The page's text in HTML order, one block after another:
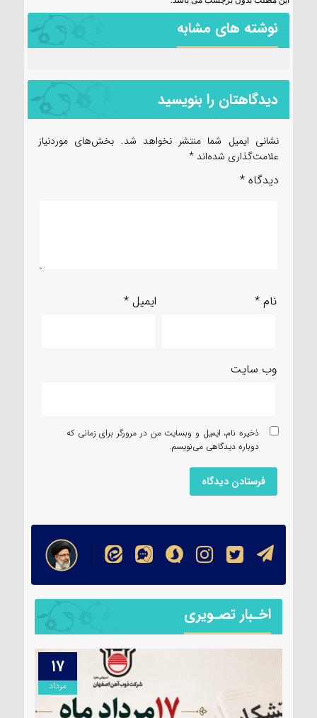
نوشته های مشابه
دیدگاهتان را بنویسید
نشانی ایمیل شما منتشر نخواهد شد. بخش‌های موردنیاز
علامت‌گذاری شده‌اند *
دیدگاه *
نام* ایمیل*
وب‌ سایت
ذخیره نام، ایمیل و وبسایت من در مرورگر برای زمانی که
دوباره دیدگاهی می‌نویسم.
اخـبار تصـویری
۱۷
مرداد